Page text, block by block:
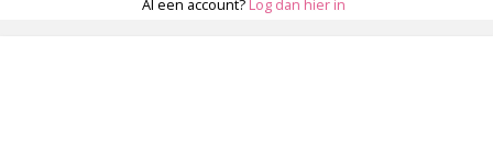
Al een account? Log dan hier in